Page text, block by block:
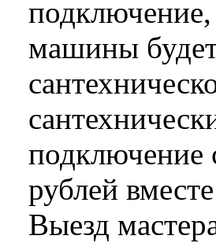
подключение,
машины
подключение
рублей
Выезд